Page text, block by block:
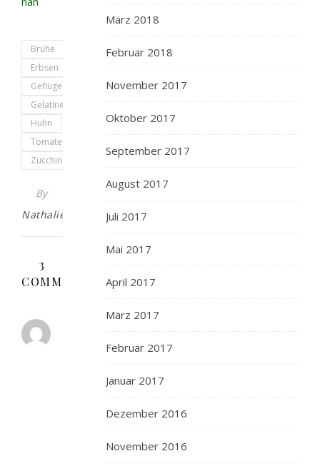
Brühe
Erbsen
Geflügel
Gelatine
Huhn
Tomaten
Zucchini
By
Nathalie
3
COMMENTS
März 2018
Februar 2018
November 2017
Oktober 2017
September 2017
August 2017
Juli 2017
Mai 2017
April 2017
März 2017
Februar 2017
Januar 2017
Dezember 2016
November 2016